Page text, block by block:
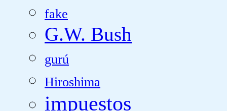
fake
G.W. Bush
gurú
Hiroshima
impuestos